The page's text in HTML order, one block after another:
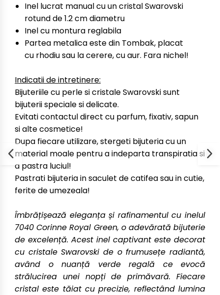
Inel lucrat manual cu un cristal Swarovski
rotund de 1.2 cm diametru
Inel cu montura reglabila
Partea metalica este din Tombak, placat
cu rhodiu sau la cerere, cu aur. Fara nichel!
Indicatii de intretinere:
Bijuteriile cu perle si cristale Swarovski sunt
bijuterii speciale si delicate.
Evitati contactul direct cu parfum, fixativ, sapun
si alte cosmetice!
Dupa fiecare utilizare, stergeti bijuteria cu un
material moale pentru a indeparta transpiratia si
a pastra luciul!
Pastrati bijuteria in saculet de catifea sau in cutie,
ferite de umezeala!
Îmbrățișează eleganța și rafinamentul cu inelul
7040 Corinne Royal Green, o adevărată bijuterie
de excelență. Acest inel captivant este decorat
cu cristale Swarovski de o frumusețe radiantă,
având o nuanță verde regală ce evocă
strălucirea unei nopți de primăvară. Fiecare
cristal este tăiat cu precizie, reflectând lumina